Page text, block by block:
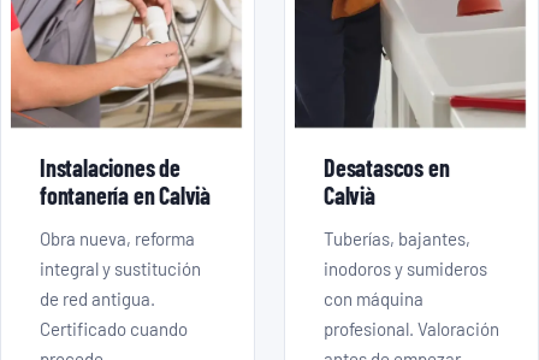
Instalaciones de
fontanería en Calvià
Obra nueva, reforma
integral y sustitución
de red antigua.
Certificado cuando
Desatascos en
Calvià
Tuberías, bajantes,
inodoros y sumideros
con máquina
profesional. Valoración